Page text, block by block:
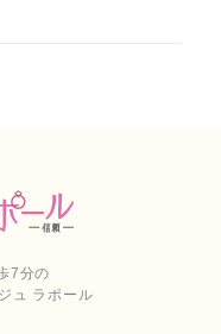
7分の
ュ ラポール